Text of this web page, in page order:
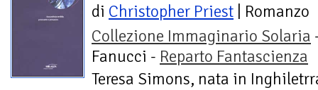
di Christopher Priest | Romanzo
Collezione Immaginario Solaria
Fanucci - Reparto Fantascienza
Teresa Simons, nata in